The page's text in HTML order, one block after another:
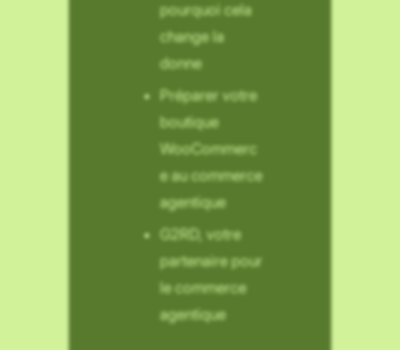
pourquoi cela
change la
donne
Préparer votre
boutique
WooCommerc
e au commerce
agentique
G2RD, votre
partenaire pour
le commerce
agentique